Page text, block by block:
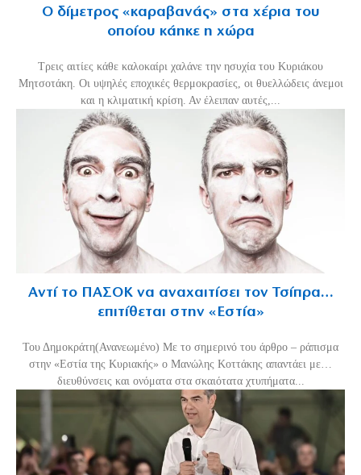
Ο δίμετρος «καραβανάς» στα χέρια του
οποίου κάηκε η χώρα
Τρεις αιτίες κάθε καλοκαίρι χαλάνε την ησυχία του Κυριάκου
Μητσοτάκη. Οι υψηλές εποχικές θερμοκρασίες, οι θυελλώδεις άνεμοι
και η κλιματική κρίση. Αν έλειπαν αυτές,...
Αντί το ΠΑΣΟΚ να αναχαιτίσει τον Τσίπρα…
επιτίθεται στην «Εστία»
Του Δημοκράτη(Ανανεωμένο) Με το σημερινό του άρθρο – ράπισμα
στην «Εστία της Κυριακής» ο Μανώλης Κοττάκης απαντάει με…
διευθύνσεις και ονόματα στα σκαιότατα χτυπήματα...